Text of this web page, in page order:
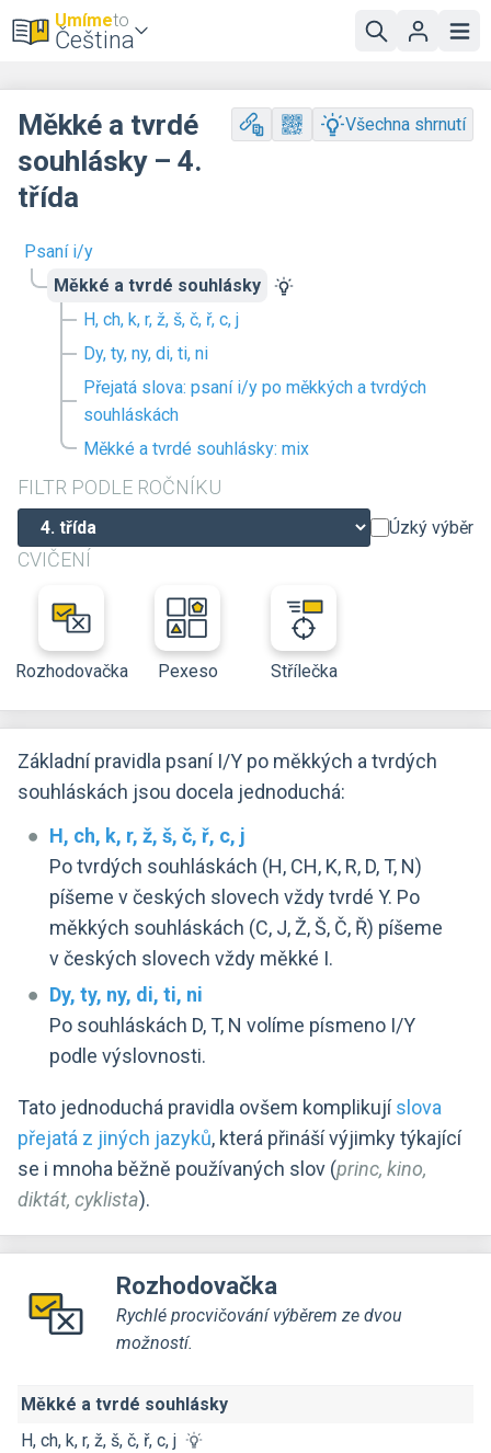
Umímeto
Čeština
Psaní i/y
Měkké a tvrdé souhlásky
H, ch, k, r, ž, š, č, ř, c, j
Dy, ty, ny, di, ti, ni
Přejatá slova: psaní i/y po měkkých a tvrdých
souhláskách
Měkké a tvrdé souhlásky: mix
FILTR PODLE ROČNÍKU
Úzký výběr
CVIČENÍ
Rozhodovačka Pexeso Střílečka
Měkké a tvrdé
souhlásky – 4.
třída
Všechna shrnutí
Základní pravidla psaní I/Y po měkkých a tvrdých
souhláskách jsou docela jednoduchá:
H, ch, k, r, ž, š, č, ř, c, j
Po tvrdých souhláskách (H, CH, K, R, D, T, N)
píšeme v českých slovech vždy tvrdé Y. Po
měkkých souhláskách (C, J, Ž, Š, Č, Ř) píšeme
v českých slovech vždy měkké I.
Dy, ty, ny, di, ti, ni
Po souhláskách D, T, N volíme písmeno I/Y
podle výslovnosti.
Tato jednoduchá pravidla ovšem komplikujíslova
přejatá z jiných jazyků, která přináší výjimky týkající
se i mnoha běžně používaných slov (princ, kino,
diktát, cyklista).
Rozhodovačka
Rychlé procvičování výběrem ze dvou
možností.
Měkké a tvrdé souhlásky
H, ch, k, r, ž, š, č, ř, c, j